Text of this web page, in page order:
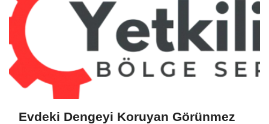
Evdeki Dengeyi Koruyan Görünmez